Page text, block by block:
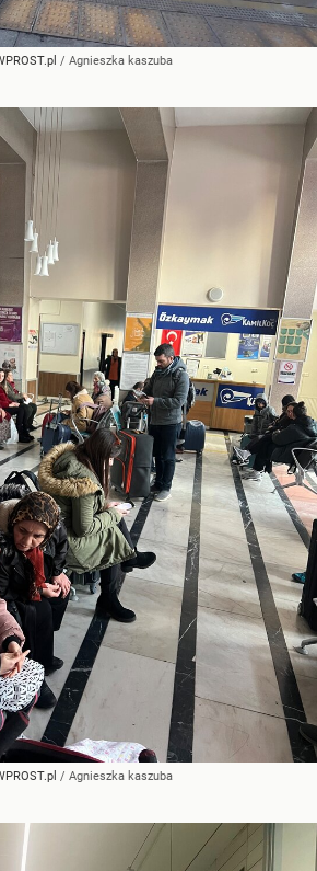
/ Agnieszka kaszuba
/ Agnieszka kaszuba